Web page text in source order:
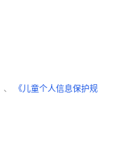
、
《儿童个人信息保护规